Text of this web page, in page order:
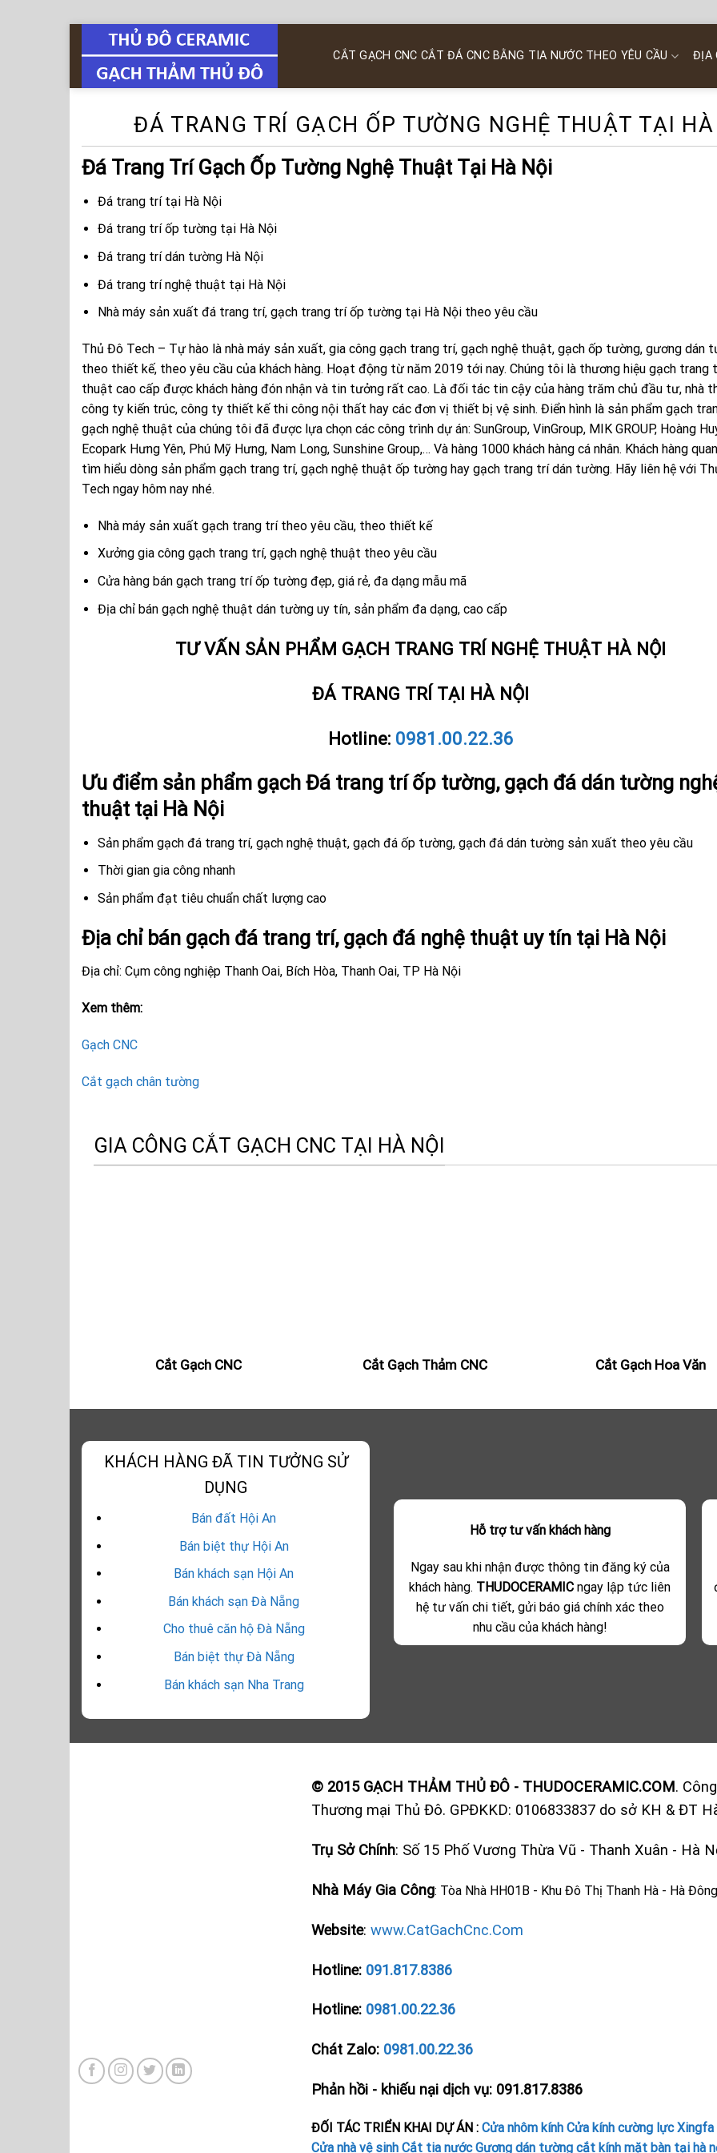
content
CẮT GẠCH CNC CẮT ĐÁ CNC BẰNG TIA NƯỚC THEO YÊU CẦU ĐỊA
ĐÁ TRANG TRÍ GẠCH ỐP TƯỜNG NGHỆ THUẬT TẠI
Đá Trang Trí Gạch Ốp Tường Nghệ Thuật Tại Hà Nội
Đá trang trí tại Hà Nội
Đá trang trí ốp tường tại Hà Nội
Đá trang trí dán tường Hà Nội
Đá trang trí nghệ thuật tại Hà Nội
Nhà máy sản xuất đá trang trí, gạch trang trí ốp tường tại Hà Nội theo yêu cầu
Thủ Đô Tech – Tự hào là nhà máy sản xuất, gia công gạch trang trí, gạch nghệ thuật, gạch ốp tường, gương dán
theo thiết kế, theo yêu cầu của khách hàng. Hoạt động từ năm 2019 tới nay. Chúng tôi là thương hiệu gạch trang
thuật cao cấp được khách hàng đón nhận và tin tưởng rất cao. Là đối tác tin cậy của hàng trăm chủ đầu tư, nhà
công ty kiến trúc, công ty thiết kế thi công nội thất hay các đơn vị thiết bị vệ sinh. Điển hình là sản phẩm gạch
gạch nghệ thuật của chúng tôi đã được lựa chọn các công trình dự án: SunGroup, VinGroup, MIK GROUP, Hoàng
Ecopark Hưng Yên, Phú Mỹ Hưng, Nam Long, Sunshine Group,… Và hàng 1000 khách hàng cá nhân. Khách hàng
tìm hiểu dòng sản phẩm gạch trang trí, gạch nghệ thuật ốp tường hay gạch trang trí dán tường. Hãy liên hệ với
Tech ngay hôm nay nhé.
Nhà máy sản xuất gạch trang trí theo yêu cầu, theo thiết kế
Xưởng gia công gạch trang trí, gạch nghệ thuật theo yêu cầu
Cửa hàng bán gạch trang trí ốp tường đẹp, giá rẻ, đa dạng mẫu mã
Địa chỉ bán gạch nghệ thuật dán tường uy tín, sản phẩm đa dạng, cao cấp
TƯ VẤN SẢN PHẨM GẠCH TRANG TRÍ NGHỆ THUẬT HÀ NỘI
ĐÁ TRANG TRÍ TẠI HÀ NỘI
Hotline: 0981.00.22.36
Ưu điểm sản phẩm gạch Đá trang trí ốp tường, gạch đá dán tường
thuật tại Hà Nội
Sản phẩm gạch đá trang trí, gạch nghệ thuật, gạch đá ốp tường, gạch đá dán tường sản xuất theo yêu cầu
Thời gian gia công nhanh
Sản phẩm đạt tiêu chuẩn chất lượng cao
Địa chỉ bán gạch đá trang trí, gạch đá nghệ thuật uy tín tại Hà Nội
Địa chỉ: Cụm công nghiệp Thanh Oai, Bích Hòa, Thanh Oai, TP Hà Nội
Xem thêm:
Gạch CNC
Cắt gạch chân tường
GIA CÔNG CẮT GẠCH CNC TẠI HÀ NỘI
Cắt Gạch CNC Cắt Gạch Thảm CNC Cắt Gạch Hoa Văn
KHÁCH HÀNG ĐÃ TIN TƯỞNG SỬ
DỤNG
Bán đất Hội An
Bán biệt thự Hội An
Bán khách sạn Hội An
Bán khách sạn Đà Nẵng
Cho thuê căn hộ Đà Nẵng
Bán biệt thự Đà Nẵng
Bán khách sạn Nha Trang
Hỗ trợ tư vấn khách hàng
Ngay sau khi nhận được thông tin đăng ký của
khách hàng. THUDOCERAMIC ngay lập tức liên
hệ tư vấn chi tiết, gửi báo giá chính xác theo
nhu cầu của khách hàng!
© 2015 GẠCH THẢM THỦ ĐÔ - THUDOCERAMIC.COM.
Thương mại Thủ Đô. GPĐKKD: 0106833837 do sở KH & ĐT
Trụ Sở Chính: Số 15 Phố Vương Thừa Vũ - Thanh Xuân - Hà
Nhà Máy Gia Công: Tòa Nhà HH01B - Khu Đô Thị Thanh Hà - Hà
Website:www.CatGachCnc.Com
Hotline: 091.817.8386
Hotline: 0981.00.22.36
Chát Zalo: 0981.00.22.36
Phản hồi - khiếu nại dịch vụ: 091.817.8386
ĐỐI TÁC TRIỂN KHAI DỰ ÁN :Cửa nhôm kính Cửa kính cường lực Xingfa
Cửa nhà vệ sinh Cắt tia nước Gương dán tường cắt kính mặt bàn tại hà